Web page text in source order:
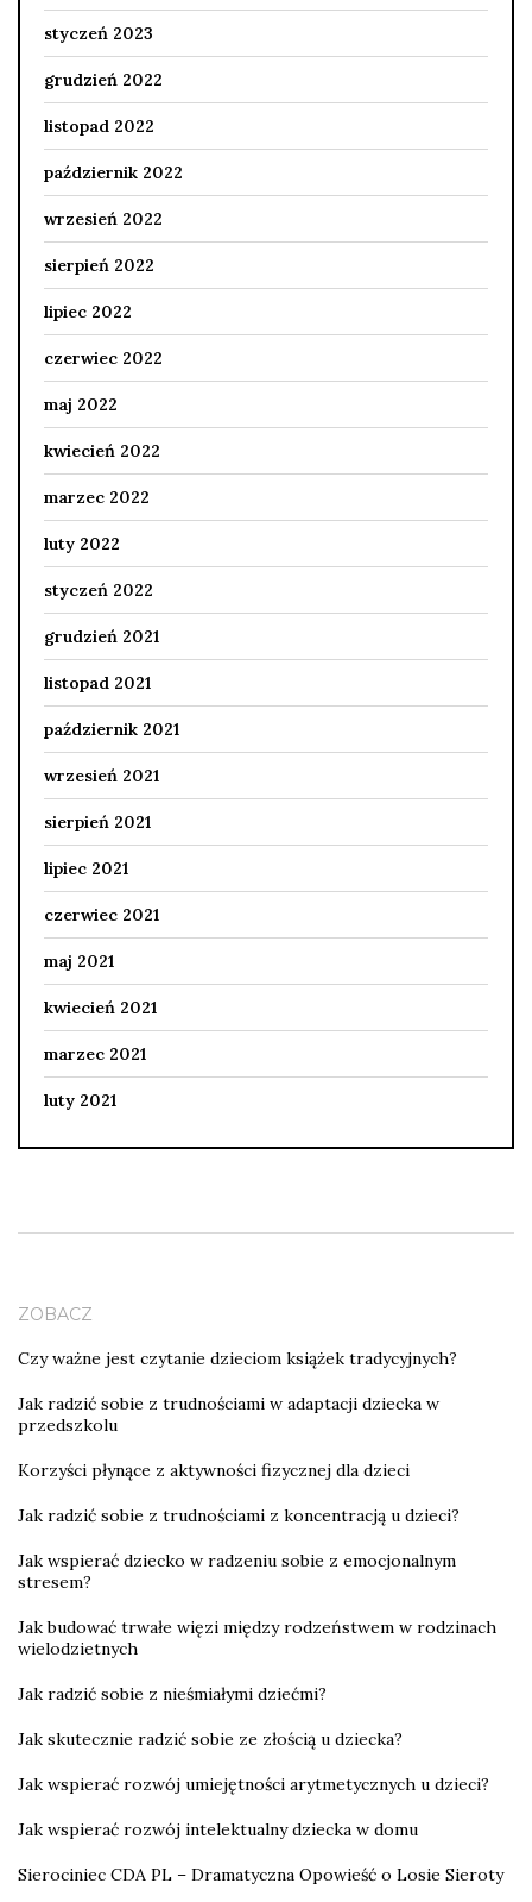
styczeń 2023
grudzień 2022
listopad 2022
październik 2022
wrzesień 2022
sierpień 2022
lipiec 2022
czerwiec 2022
maj 2022
kwiecień 2022
marzec 2022
luty 2022
styczeń 2022
grudzień 2021
listopad 2021
październik 2021
wrzesień 2021
sierpień 2021
lipiec 2021
czerwiec 2021
maj 2021
kwiecień 2021
marzec 2021
luty 2021
ZOBACZ
Czy ważne jest czytanie dzieciom książek tradycyjnych?
Jak radzić sobie z trudnościami w adaptacji dziecka w
przedszkolu
Korzyści płynące z aktywności fizycznej dla dzieci
Jak radzić sobie z trudnościami z koncentracją u dzieci?
Jak wspierać dziecko w radzeniu sobie z emocjonalnym
stresem?
Jak budować trwałe więzi między rodzeństwem w rodzinach
wielodzietnych
Jak radzić sobie z nieśmiałymi dziećmi?
Jak skutecznie radzić sobie ze złością u dziecka?
Jak wspierać rozwój umiejętności arytmetycznych u dzieci?
Jak wspierać rozwój intelektualny dziecka w domu
Sierociniec CDA PL – Dramatyczna Opowieść o Losie Sieroty